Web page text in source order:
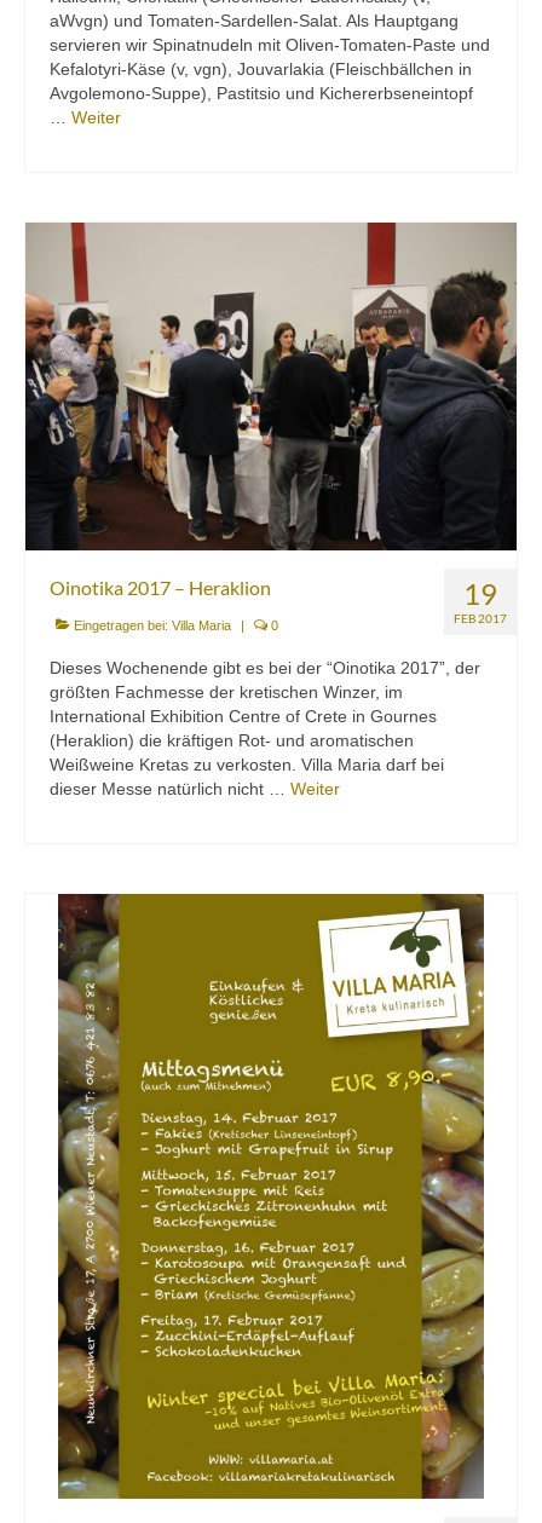
aWvgn) und Tomaten-Sardellen-Salat. Als Hauptgang
servieren wir Spinatnudeln mit Oliven-Tomaten-Paste und
Kefalotyri-Käse (v, vgn), Jouvarlakia (Fleischbällchen in
Avgolemono-Suppe), Pastitsio und Kichererbseneintopf
… Weiter
19
FEB 2017
Oinotika 2017 – Heraklion
Eingetragen bei: Villa Maria | 0
Dieses Wochenende gibt es bei der “Oinotika 2017”, der
größten Fachmesse der kretischen Winzer, im
International Exhibition Centre of Crete in Gournes
(Heraklion) die kräftigen Rot- und aromatischen
Weißweine Kretas zu verkosten. Villa Maria darf bei
dieser Messe natürlich nicht … Weiter